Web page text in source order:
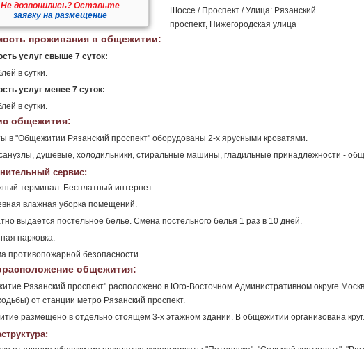
Не дозвонились? Оставьте
заявку на размещение
Шоссе / Проспект / Улица: Рязанский
проспект, Нижегородская улица
проживания в общежитии:
услуг свыше 7 суток:
в сутки.
услуг менее 7 суток:
в сутки.
общежития:
в "Общежитии Рязанский проспект" оборудованы 2-х ярусными кроватями.
душевые, холодильники, стиральные машины, гладильные принадлежности -
сервис:
терминал. Бесплатный интернет.
влажная уборка помещений.
выдается постельное белье. Смена постельного белья 1 раз в 10 дней.
парковка.
противопожарной безопасности.
общежития:
Рязанский проспект" расположено в Юго-Восточном Административном округе
от станции метро Рязанский проспект.
размещено в отдельно стоящем 3-х этажном здании. В общежитии организована